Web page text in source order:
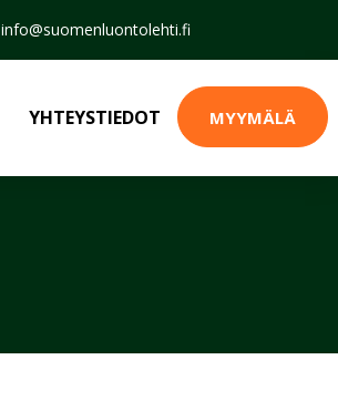
info@suomenluontolehti.fi
YHTEYSTIEDOT MYYMÄLÄ